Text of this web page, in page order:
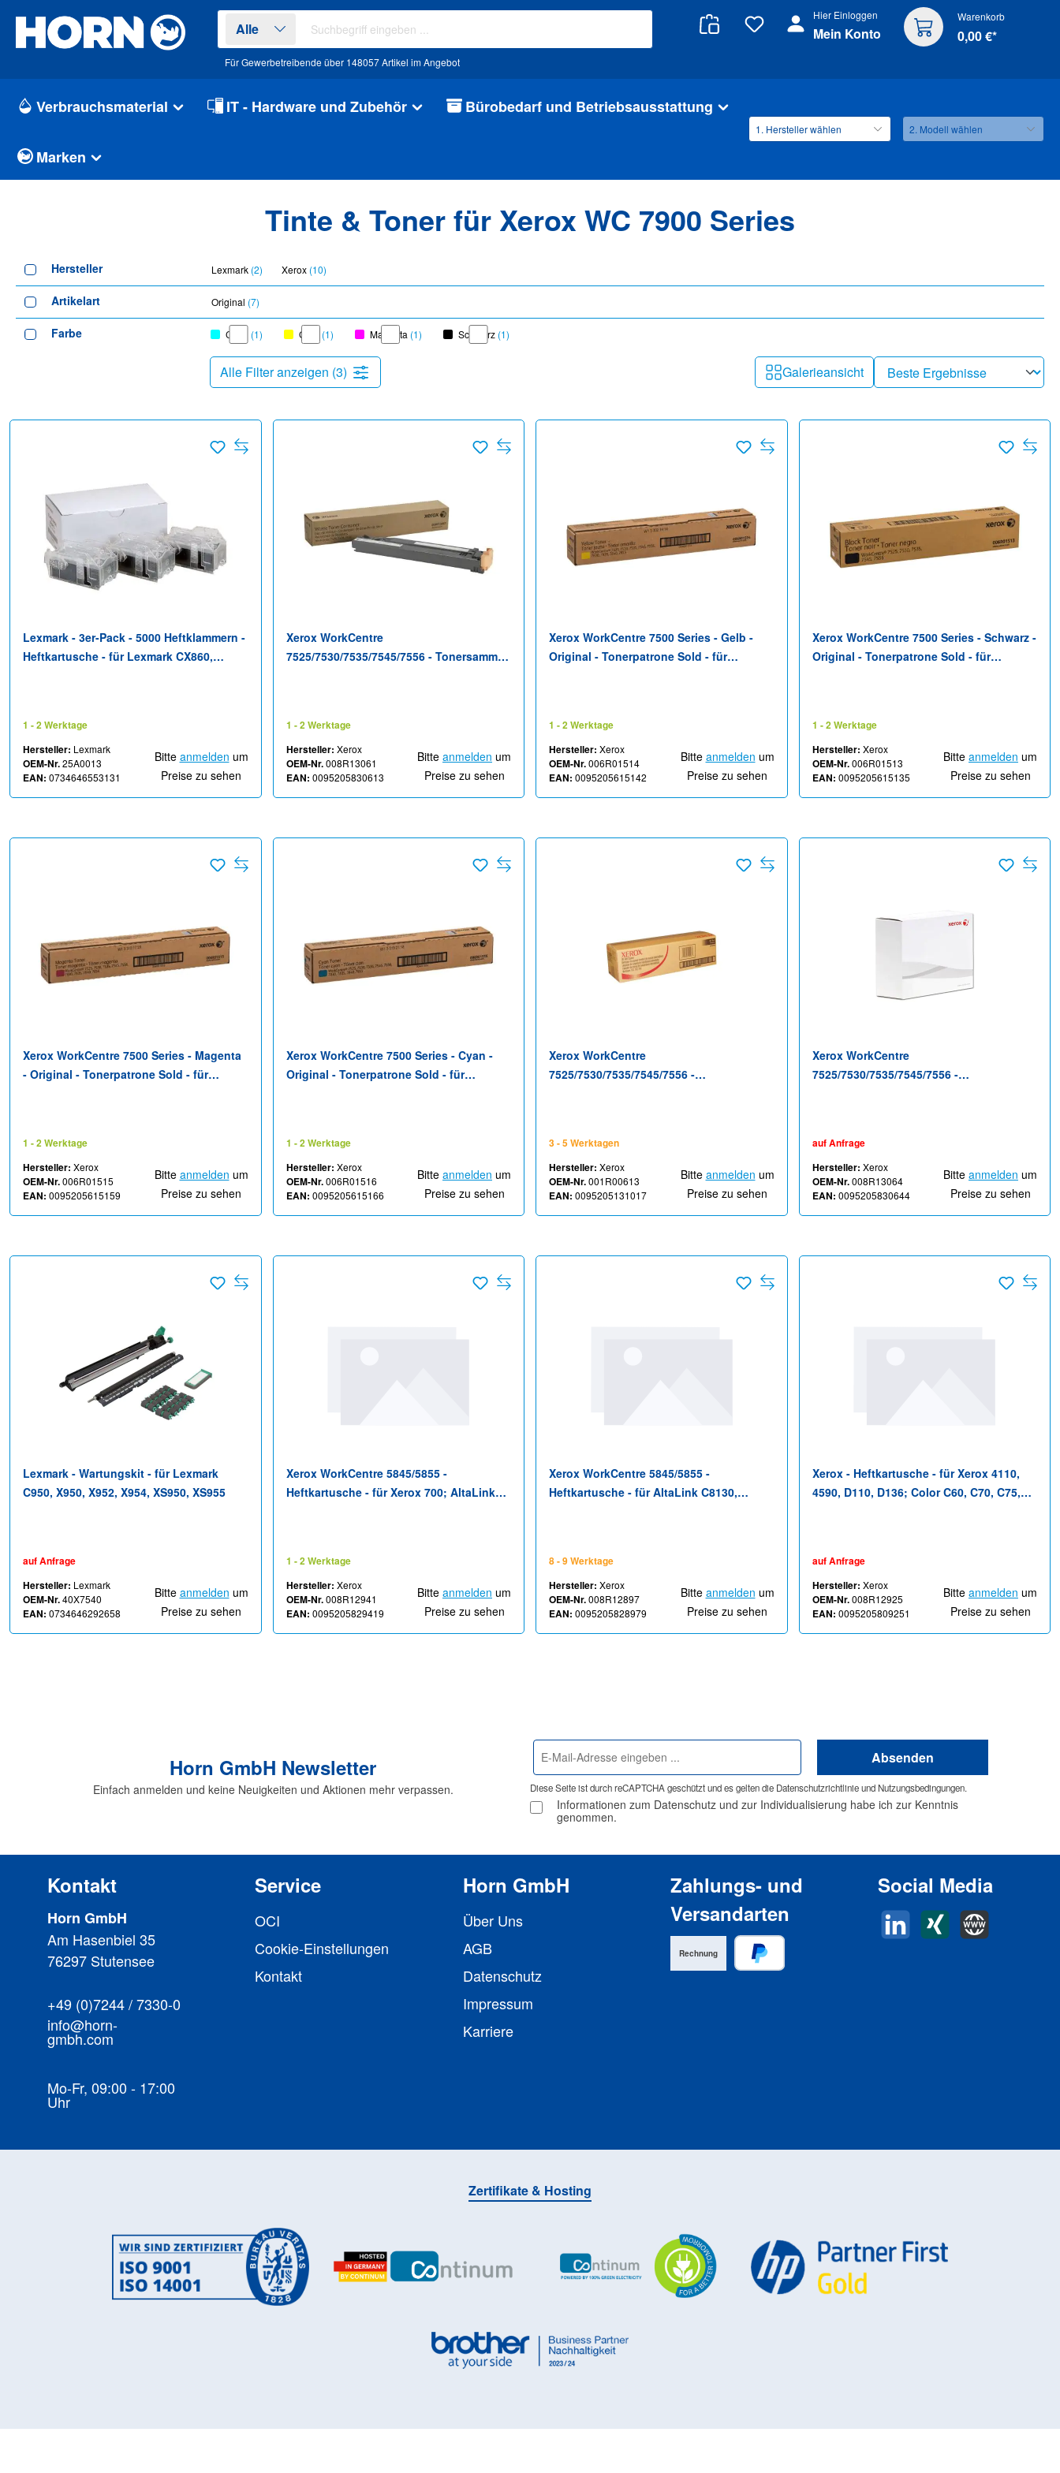
Zur Hauptnavigation springen
Alle
Für Gewerbetreibende über 148057 Artikel im Angebot
Hier Einloggen
Mein Konto
Warenkorb
0,00 €*
Verbrauchsmaterial IT - Hardware und Zubehör Bürobedarf und Betriebsausstattung
Marken
Tinte & Toner für Xerox WC 7900 Series
Hersteller Lexmark (2) Xerox (10)
Artikelart Original (7)
Farbe Cyan (1) Gelb (1) Magenta (1) Schwarz (1)
Alle Filter anzeigen (3) Galerieansicht
Lexmark - 3er-Pack - 5000 Heftklammern -
Heftkartusche - für Lexmark CX860,
1 - 2 Werktage
Hersteller: Lexmark
OEM-Nr.25A0013
EAN: 0734646553131
Bitte anmelden um
Preise zu sehen
Xerox WorkCentre
7525/7530/7535/7545/7556 - Tonersammler
1 - 2 Werktage
Hersteller: Xerox
OEM-Nr. 008R13061
EAN: 0095205830613
Bitte anmelden um
Preise zu sehen
Xerox WorkCentre 7500 Series - Gelb -
Original - Tonerpatrone Sold - für
1 - 2 Werktage
Hersteller: Xerox
OEM-Nr.006R01514
EAN: 0095205615142
Bitte anmelden um
Preise zu sehen
Xerox WorkCentre 7500 Series - Schwarz -
Original - Tonerpatrone Sold - für
1 - 2 Werktage
Hersteller: Xerox
OEM-Nr. 006R01513
EAN: 0095205615135
Bitte anmelden um
Preise zu sehen
Xerox WorkCentre 7500 Series - Magenta
- Original - Tonerpatrone Sold - für
1 - 2 Werktage
Hersteller: Xerox
OEM-Nr.006R01515
EAN: 0095205615159
Bitte anmelden um
Preise zu sehen
Xerox WorkCentre 7500 Series - Cyan -
Original - Tonerpatrone Sold - für
1 - 2 Werktage
Hersteller: Xerox
OEM-Nr. 006R01516
EAN: 0095205615166
Bitte anmelden um
Preise zu sehen
Xerox WorkCentre
7525/7530/7535/7545/7556 -
WorkCentre 75XX, 78XX, 79XX, EC7836,
EC7856
3 - 5 Werktagen
Hersteller: Xerox
OEM-Nr.001R00613
EAN: 0095205131017
Bitte anmelden um
Preise zu sehen
Xerox WorkCentre
7525/7530/7535/7545/7556 -
EC7856
auf Anfrage
Hersteller: Xerox
OEM-Nr. 008R13064
EAN: 0095205830644
Bitte anmelden um
Preise zu sehen
Lexmark - Wartungskit - für Lexmark
C950, X950, X952, X954, XS950, XS955
auf Anfrage
Hersteller: Lexmark
OEM-Nr.40X7540
EAN: 0734646292658
Bitte anmelden um
Preise zu sehen
Xerox WorkCentre 5845/5855 -
Heftkartusche - für Xerox 700; AltaLink
1 - 2 Werktage
Hersteller: Xerox
OEM-Nr. 008R12941
EAN: 0095205829419
Bitte anmelden um
Preise zu sehen
Xerox WorkCentre 5845/5855 -
Heftkartusche - für AltaLink C8130,
8 - 9 Werktage
Hersteller: Xerox
OEM-Nr.008R12897
EAN: 0095205828979
Bitte anmelden um
Preise zu sehen
Xerox - Heftkartusche - für Xerox 4110,
4590, D110, D136; Color C60, C70, C75,
auf Anfrage
Hersteller: Xerox
OEM-Nr. 008R12925
EAN: 0095205809251
Bitte anmelden um
Preise zu sehen
Horn GmbH Newsletter
Einfach anmelden und keine Neuigkeiten und Aktionen mehr verpassen.
E-
Mail-
Adresse
*
Absenden
Diese Seite ist durch reCAPTCHA geschützt und es gelten die Datenschutzrichtlinieund Nutzungsbedingungen.
Informationen zum Datenschutz und zur Individualisierung habe ich zur Kenntnis
genommen.
Kontakt
Horn GmbH
Am Hasenbiel 35
76297 Stutensee
+49 (0)7244 / 7330-0
info@horn-
gmbh.com
Mo-Fr, 09:00 - 17:00
Uhr
Service
OCI
Cookie-Einstellungen
Kontakt
Horn GmbH
Über Uns
AGB
Datenschutz
Impressum
Karriere
Zahlungs- und
Versandarten
Rechnung
Social Media
LinkedInXing Horn Website
Zertifikate & Hosting